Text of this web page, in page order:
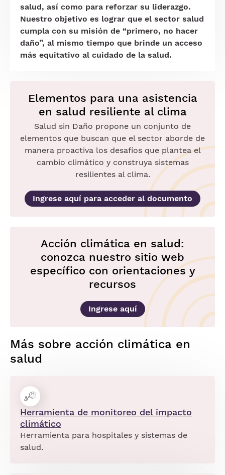
salud, así como para reforzar su liderazgo.
Nuestro objetivo es lograr que el sector salud
cumpla con su misión de “primero, no hacer
daño”, al mismo tiempo que brinde un acceso
más equitativo al cuidado de la salud.
Elementos para una asistencia
en salud resiliente al clima
Salud sin Daño propone un conjunto de
elementos que buscan que el sector aborde de
manera proactiva los desafíos que plantea el
cambio climático y construya sistemas
resilientes al clima.
Ingrese aquí para acceder al documento
Acción climática en salud:
conozca nuestro sitio web
específico con orientaciones y
recursos
Ingrese aquí
Más sobre acción climática en
salud
Herramienta de monitoreo del impacto
climático
Herramienta para hospitales y sistemas de
salud.